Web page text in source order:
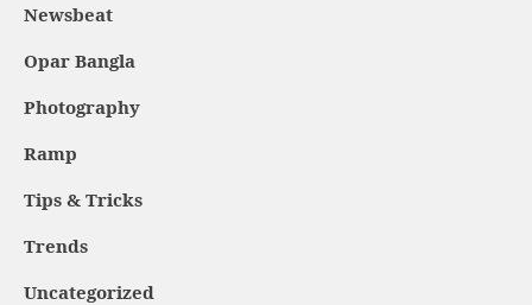
Newsbeat
Opar Bangla
Photography
Ramp
Tips & Tricks
Trends
Uncategorized